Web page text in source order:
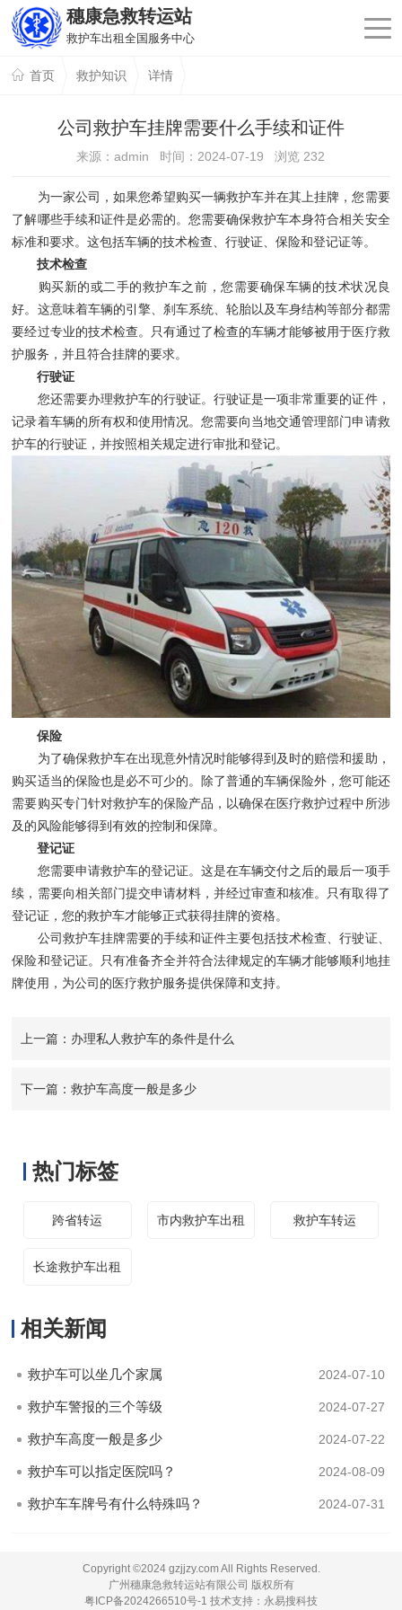
穗康急救转运站
救护车出租全国服务中心
首页 救护知识 详情
公司救护车挂牌需要什么手续和证件
来源：admin 时间：2024-07-19 浏览 232
为一家公司，如果您希望购买一辆救护车并在其上挂牌，您需要
了解哪些手续和证件是必需的。您需要确保救护车本身符合相关安全
标准和要求。这包括车辆的技术检查、行驶证、保险和登记证等。
技术检查
购买新的或二手的救护车之前，您需要确保车辆的技术状况良
好。这意味着车辆的引擎、刹车系统、轮胎以及车身结构等部分都需
要经过专业的技术检查。只有通过了检查的车辆才能够被用于医疗救
护服务，并且符合挂牌的要求。
行驶证
您还需要办理救护车的行驶证。行驶证是一项非常重要的证件，
记录着车辆的所有权和使用情况。您需要向当地交通管理部门申请救
护车的行驶证，并按照相关规定进行审批和登记。
保险
为了确保救护车在出现意外情况时能够得到及时的赔偿和援助，
购买适当的保险也是必不可少的。除了普通的车辆保险外，您可能还
需要购买专门针对救护车的保险产品，以确保在医疗救护过程中所涉
及的风险能够得到有效的控制和保障。
登记证
您需要申请救护车的登记证。这是在车辆交付之后的最后一项手
续，需要向相关部门提交申请材料，并经过审查和核准。只有取得了
登记证，您的救护车才能够正式获得挂牌的资格。
公司救护车挂牌需要的手续和证件主要包括技术检查、行驶证、
保险和登记证。只有准备齐全并符合法律规定的车辆才能够顺利地挂
牌使用，为公司的医疗救护服务提供保障和支持。
上一篇：办理私人救护车的条件是什么
下一篇：救护车高度一般是多少
热门标签
跨省转运 市内救护车出租 救护车转运
长途救护车出租
相关新闻
救护车可以坐几个家属 2024-07-10
救护车警报的三个等级 2024-07-27
救护车高度一般是多少 2024-07-22
救护车可以指定医院吗？ 2024-08-09
救护车车牌号有什么特殊吗？ 2024-07-31
Copyright ©2024 gzjjzy.com All Rights Reserved.
广州穗康急救转运站有限公司 版权所有
粤ICP备2024266510号-1 技术支持：永易搜科技